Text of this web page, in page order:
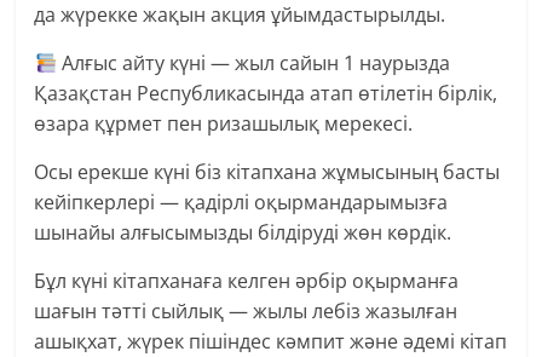
да жүрекке жақын акция ұйымдастырылды.
Алғыс айту күні — жыл сайын 1 наурызда
Қазақстан Республикасында атап өтілетін бірлік,
өзара құрмет пен ризашылық мерекесі.
Осы ерекше күні біз кітапхана жұмысының басты
кейіпкерлері — қадірлі оқырмандарымызға
шынайы алғысымызды білдіруді жөн көрдік.
Бұл күні кітапханаға келген әрбір оқырманға
шағын тәтті сыйлық — жылы лебіз жазылған
ашықхат, жүрек пішіндес кәмпит және әдемі кітап